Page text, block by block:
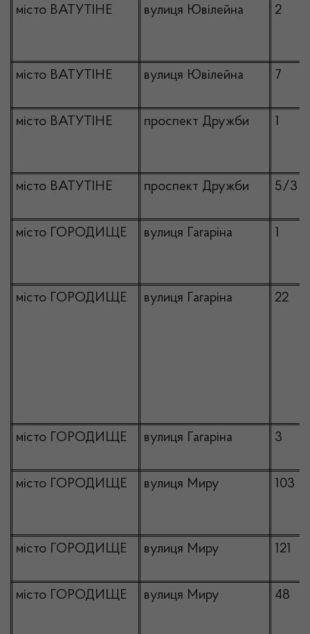
місто ВАТУТІНЕ вулиця Ювілейна 2
місто ВАТУТІНЕ вулиця Ювілейна 7
місто ВАТУТІНЕ проспект Дружби 1
місто ВАТУТІНЕ проспект Дружби 5/3
місто ГОРОДИЩЕ вулиця Гагаріна 1
місто ГОРОДИЩЕ вулиця Гагаріна 22
місто ГОРОДИЩЕ вулиця Гагаріна 3
місто ГОРОДИЩЕ вулиця Миру 103
місто ГОРОДИЩЕ вулиця Миру 121
місто ГОРОДИЩЕ вулиця Миру 48